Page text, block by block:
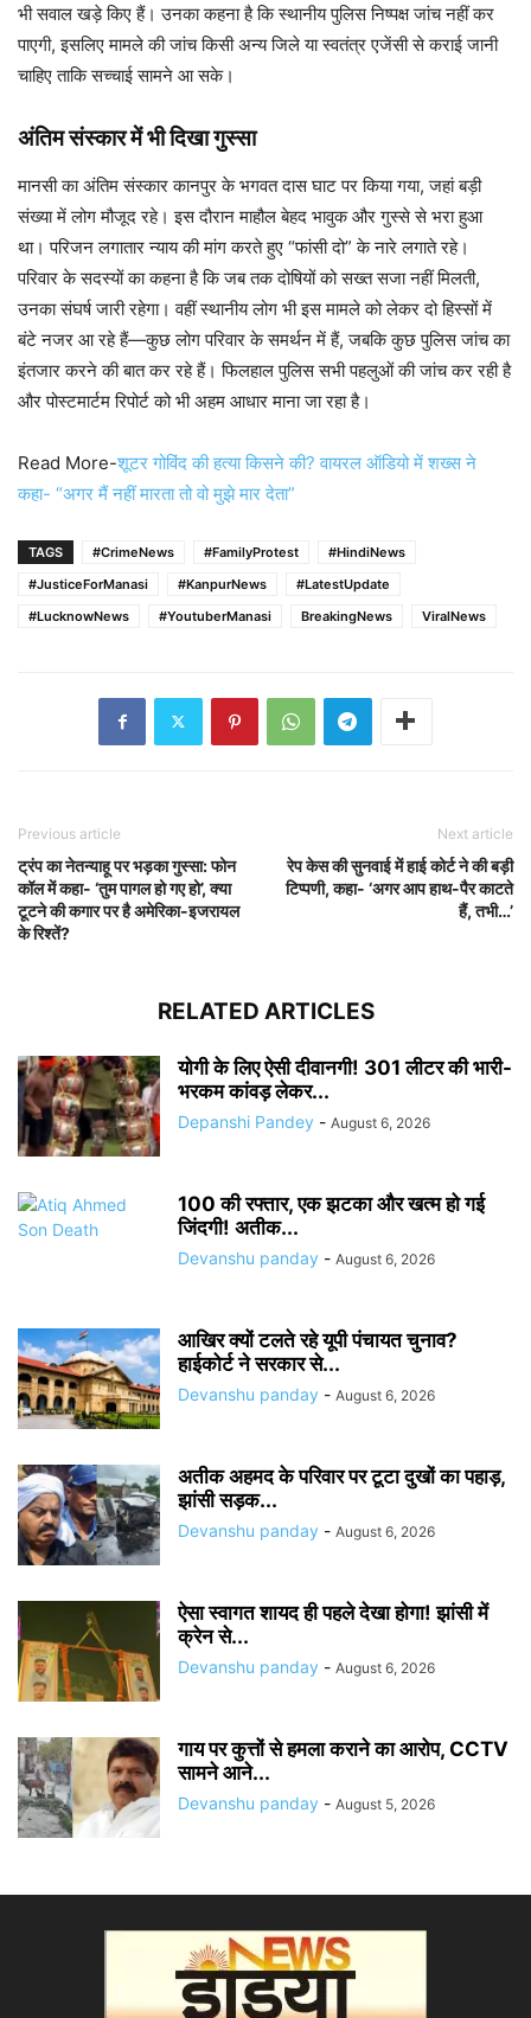
भी सवाल खड़े किए हैं। उनका कहना है कि स्थानीय पुलिस निष्पक्ष जांच नहीं कर
पाएगी, इसलिए मामले की जांच किसी अन्य जिले या स्वतंत्र एजेंसी से कराई जानी
चाहिए ताकि सच्चाई सामने आ सके।
अंतिम संस्कार में भी दिखा गुस्सा
मानसी का अंतिम संस्कार कानपुर के भगवत दास घाट पर किया गया, जहां बड़ी
संख्या में लोग मौजूद रहे। इस दौरान माहौल बेहद भावुक और गुस्से से भरा हुआ
था। परिजन लगातार न्याय की मांग करते हुए “फांसी दो” के नारे लगाते रहे।
परिवार के सदस्यों का कहना है कि जब तक दोषियों को सख्त सजा नहीं मिलती,
उनका संघर्ष जारी रहेगा। वहीं स्थानीय लोग भी इस मामले को लेकर दो हिस्सों में
बंटे नजर आ रहे हैं—कुछ लोग परिवार के समर्थन में हैं, जबकि कुछ पुलिस जांच का
इंतजार करने की बात कर रहे हैं। फिलहाल पुलिस सभी पहलुओं की जांच कर रही है
और पोस्टमार्टम रिपोर्ट को भी अहम आधार माना जा रहा है।
Read More-शूटर गोविंद की हत्या किसने की? वायरल ऑडियो में शख्स ने
कहा- “अगर मैं नहीं मारता तो वो मुझे मार देता”
TAGS #CrimeNews #FamilyProtest
#HindiNews
#JusticeForManasi
#KanpurNews
#LatestUpdate
#LucknowNews
#YoutuberManasi BreakingNews ViralNews
Previous article
ट्रंप का नेतन्याहू पर भड़का गुस्सा: फोन
कॉल में कहा- ‘तुम पागल हो गए हो’, क्या
टूटने की कगार पर है अमेरिका-इजरायल
के रिश्तें?
Next article
रेप केस की सुनवाई में हाई कोर्ट ने की बड़ी
टिप्पणी, कहा- ‘अगर आप हाथ-पैर काटते
हैं, तभी…’
RELATED ARTICLES
योगी के लिए ऐसी दीवानगी! 301 लीटर की भारी-
भरकम कांवड़ लेकर...
Depanshi Pandey - August 6, 2026
100 की रफ्तार, एक झटका और खत्म हो गई
जिंदगी! अतीक...
Devanshu panday - August 6, 2026
आखिर क्यों टलते रहे यूपी पंचायत चुनाव?
हाईकोर्ट ने सरकार से...
Devanshu panday - August 6, 2026
अतीक अहमद के परिवार पर टूटा दुखों का पहाड़,
झांसी सड़क...
Devanshu panday - August 6, 2026
ऐसा स्वागत शायद ही पहले देखा होगा! झांसी में
क्रेन से...
Devanshu panday - August 6, 2026
गाय पर कुत्तों से हमला कराने का आरोप, CCTV
सामने आने...
Devanshu panday - August 5, 2026